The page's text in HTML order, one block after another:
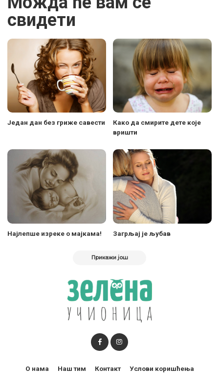
свидети
Један дан без гриже савести
Како да смирите дете које
вришти
Најлепше изреке о мајкама! Загрљај је љубав
Прикажи још
О нама Наш тим Контакт Услови коришћења